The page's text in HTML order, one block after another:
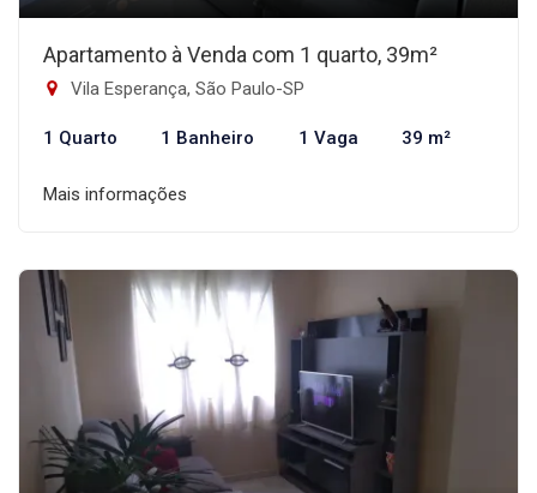
Apartamento à Venda com 1 quarto, 39m²
Vila Esperança, São Paulo-SP
1 Quarto 1 Banheiro 1 Vaga 39 m²
Mais informações